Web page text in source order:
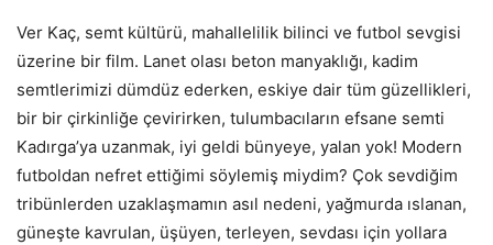
Ver Kaç, semt kültürü, mahallelilik bilinci ve futbol sevgisi
üzerine bir film. Lanet olası beton manyaklığı, kadim
semtlerimizi dümdüz ederken, eskiye dair tüm güzellikleri,
bir bir çirkinliğe çevirirken, tulumbacıların efsane semti
Kadırga’ya uzanmak, iyi geldi bünyeye, yalan yok! Modern
futboldan nefret ettiğimi söylemiş miydim? Çok sevdiğim
tribünlerden uzaklaşmamın asıl nedeni, yağmurda ıslanan,
güneşte kavrulan, üşüyen, terleyen, sevdası için yollara